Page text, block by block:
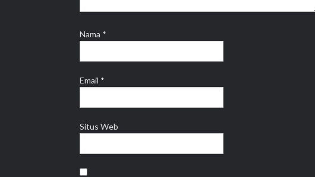
Nama *
Email *
Situs Web